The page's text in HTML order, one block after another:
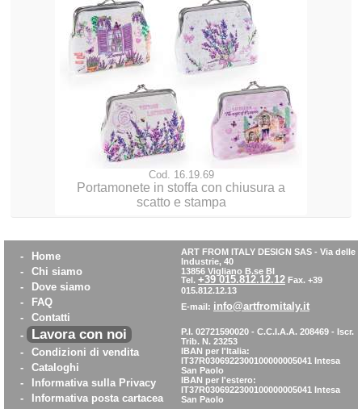
Cod. 16.19.69
Portamonete in stoffa con chiusura a
scatto e stampa
-
Home
-
Chi siamo
-
Dove siamo
-
FAQ
-
Contatti
-
Lavora con noi
-
Condizioni di vendita
-
Cataloghi
-
Informativa sulla Privacy
-
Informativa posta cartacea
ART FROM ITALY DESIGN SAS - Via delle
Industrie, 40
13856 Vigliano B.se BI
Tel. +39 015.812.12.12 Fax. +39
015.812.12.13
E-mail: info@artfromitaly.it
P.I. 02721590020 - C.C.I.A.A. 208469 - Iscr.
Trib. N. 23253
IBAN per l'Italia:
IT37R0306922300100000005041 Intesa
San Paolo
IBAN per l'estero:
IT37R0306922300100000005041 Intesa
San Paolo